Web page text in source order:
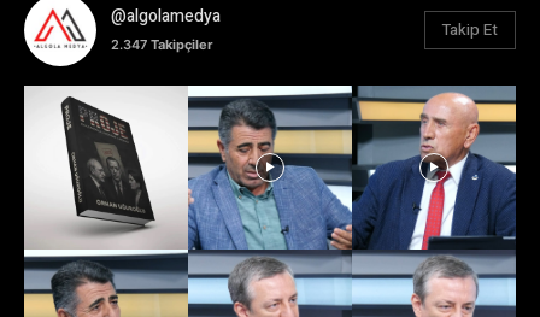
@algolamedya
2.347 Takipçiler
Takip Et